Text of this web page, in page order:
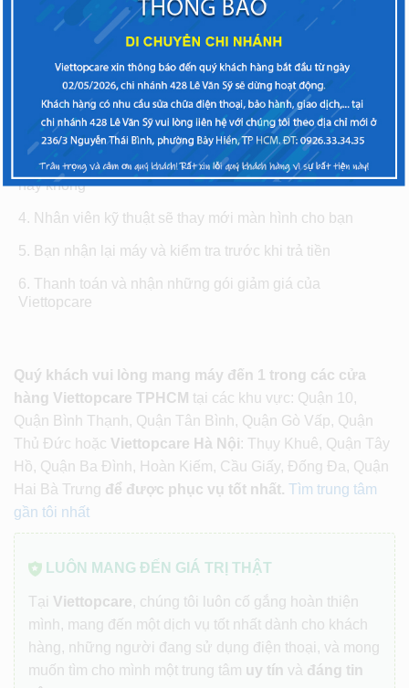
Trình tự thay mau chóng tại Viettopcare
Bạn đem máy đến cho giao dịch viên kiểm tra,
Kỹ thuật viên kiểm tra và phát hiện lỗi trên màn hình
Samsung A9 2018
Bạn sẽ được báo giáthay màn hình Samsung A9
2018chính hãng hoặc linh kiện và quyết định có thay
hay không
Nhân viên kỹ thuật sẽ thay mới màn hình cho bạn
Bạn nhận lại máy và kiểm tra trước khi trả tiền
Thanh toán và nhận những gói giảm giá của
Viettopcare
Quý khách vui lòng mang máy đến 1 trong các cửa
hàng Viettopcare TPHCM tại các khu vực: Quận 10,
Quận Bình Thạnh, Quận Tân Bình, Quận Gò Vấp, Quận
Thủ Đức hoặc Viettopcare Hà Nội: Thụy Khuê, Quận Tây
Hồ, Quận Ba Đình, Hoàn Kiếm, Cầu Giấy, Đống Đa, Quận
Hai Bà Trưng để được phục vụ tốt nhất. Tìm trung tâm
gần tôi nhất
LUÔN MANG ĐẾN GIÁ TRỊ THẬT
Tại Viettopcare, chúng tôi luôn cố gắng hoàn thiện
mình, mang đến một dịch vụ tốt nhất dành cho khách
hàng, những người đang sử dụng điện thoại, và mong
muốn tìm cho mình một trung tâm uy tín và đáng tin